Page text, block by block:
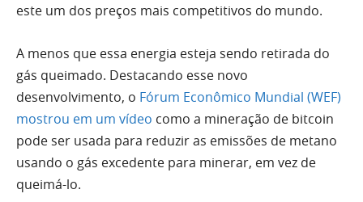
este um dos preços mais competitivos do mundo.
A menos que essa energia esteja sendo retirada do
gás queimado. Destacando esse novo
desenvolvimento, o Fórum Econômico Mundial (WEF)
mostrou em um vídeo como a mineração de bitcoin
pode ser usada para reduzir as emissões de metano
usando o gás excedente para minerar, em vez de
queimá-lo.